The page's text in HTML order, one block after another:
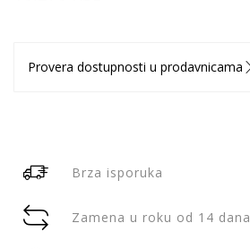
Provera dostupnosti u prodavnicama
Brza isporuka
Zamena u roku od 14 dana